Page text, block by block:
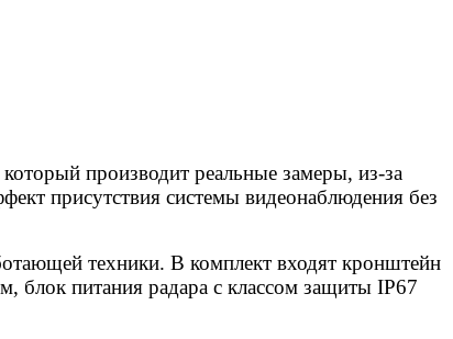
производит реальные замеры, из-за
присутствия системы видеонаблюдения без
техники. В комплект входят кронштейн
блок питания радара с классом защиты IP67